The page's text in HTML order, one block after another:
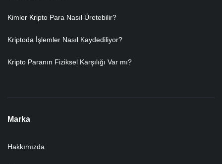
Kimler Kripto Para Nasıl Üretebilir?
Kriptoda İşlemler Nasıl Kaydediliyor?
Kripto Paranın Fiziksel Karşılığı Var mı?
Marka
Hakkımızda